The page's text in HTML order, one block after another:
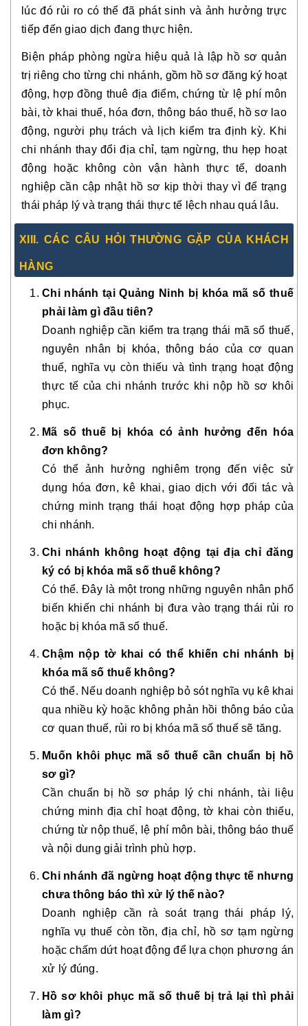
lúc đó rủi ro có thể đã phát sinh và ảnh hưởng trực
tiếp đến giao dịch đang thực hiện.
Biện pháp phòng ngừa hiệu quả là lập hồ sơ quản
trị riêng cho từng chi nhánh, gồm hồ sơ đăng ký hoạt
động, hợp đồng thuê địa điểm, chứng từ lệ phí môn
bài, tờ khai thuế, hóa đơn, thông báo thuế, hồ sơ lao
động, người phụ trách và lịch kiểm tra định kỳ. Khi
chi nhánh thay đổi địa chỉ, tạm ngừng, thu hẹp hoạt
động hoặc không còn vận hành thực tế, doanh
nghiệp cần cập nhật hồ sơ kịp thời thay vì để trạng
thái pháp lý và trạng thái thực tế lệch nhau quá lâu.
XIII. CÁC CÂU HỎI THƯỜNG GẶP CỦA KHÁCH
HÀNG
Chi nhánh tại Quảng Ninh bị khóa mã số thuế
phải làm gì đầu tiên?
Doanh nghiệp cần kiểm tra trạng thái mã số thuế,
nguyên nhân bị khóa, thông báo của cơ quan
thuế, nghĩa vụ còn thiếu và tình trạng hoạt động
thực tế của chi nhánh trước khi nộp hồ sơ khôi
phục.
Mã số thuế bị khóa có ảnh hưởng đến hóa
đơn không?
Có thể ảnh hưởng nghiêm trọng đến việc sử
dụng hóa đơn, kê khai, giao dịch với đối tác và
chứng minh trạng thái hoạt động hợp pháp của
chi nhánh.
Chi nhánh không hoạt động tại địa chỉ đăng
ký có bị khóa mã số thuế không?
Có thể. Đây là một trong những nguyên nhân phổ
biến khiến chi nhánh bị đưa vào trạng thái rủi ro
hoặc bị khóa mã số thuế.
Chậm nộp tờ khai có thể khiến chi nhánh bị
khóa mã số thuế không?
Có thể. Nếu doanh nghiệp bỏ sót nghĩa vụ kê khai
qua nhiều kỳ hoặc không phản hồi thông báo của
cơ quan thuế, rủi ro bị khóa mã số thuế sẽ tăng.
Muốn khôi phục mã số thuế cần chuẩn bị hồ
sơ gì?
Cần chuẩn bị hồ sơ pháp lý chi nhánh, tài liệu
chứng minh địa chỉ hoạt động, tờ khai còn thiếu,
chứng từ nộp thuế, lệ phí môn bài, thông báo thuế
và nội dung giải trình phù hợp.
Chi nhánh đã ngừng hoạt động thực tế nhưng
chưa thông báo thì xử lý thế nào?
Doanh nghiệp cần rà soát trạng thái pháp lý,
nghĩa vụ thuế còn tồn, địa chỉ, hồ sơ tạm ngừng
hoặc chấm dứt hoạt động để lựa chọn phương án
xử lý đúng.
Hồ sơ khôi phục mã số thuế bị trả lại thì phải
làm gì?